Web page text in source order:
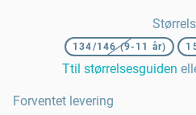
134/146 (9-11 år)
Ttil størrelsesguiden
Forventet levering